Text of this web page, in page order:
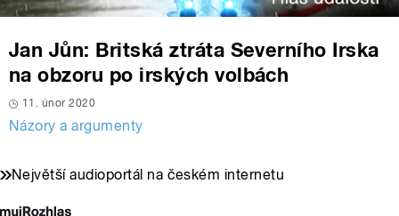
Jan Jůn: Britská ztráta Severního Irska
na obzoru po irských volbách
11. únor 2020
Názory a argumenty
Největší audioportál na českém internetu